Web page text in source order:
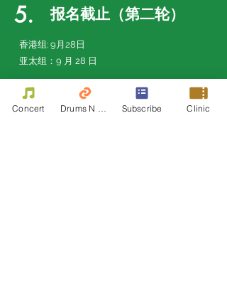
5. 报名截止（第二轮）
香港组: 9月28日
亚太组：9 月 28 日
3 名 1、2 和 3 类决赛入围者
4类决赛冠军.​
总计23名入围者将在大赛颁奖典礼上揭晓，
Concert Subscribe Clinic